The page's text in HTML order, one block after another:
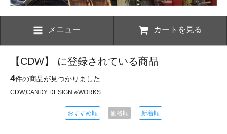
メニュー カートを見る
【CDW】 に登録されている商品
4件の商品が見つかりました
CDW,CANDY DESIGN &WORKS
おすすめ順 価格順 新着順